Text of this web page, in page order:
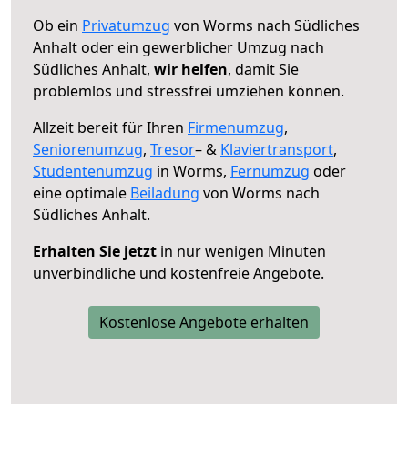
Ob ein Privatumzug von Worms nach Südliches
Anhalt oder ein gewerblicher Umzug nach
Südliches Anhalt, wir helfen, damit Sie
problemlos und stressfrei umziehen können.
Allzeit bereit für Ihren Firmenumzug,
Seniorenumzug, Tresor– & Klaviertransport,
Studentenumzug in Worms, Fernumzug oder
eine optimale Beiladung von Worms nach
Südliches Anhalt.
Erhalten Sie jetzt in nur wenigen Minuten
unverbindliche und kostenfreie Angebote.
Kostenlose Angebote erhalten